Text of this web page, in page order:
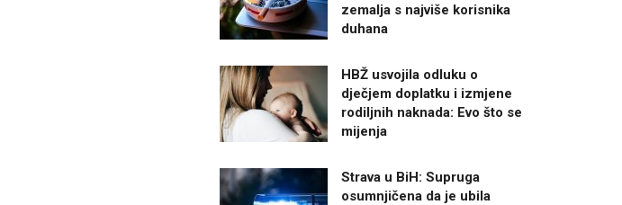
zemalja s najviše korisnika
duhana
HBŽ usvojila odluku o
dječjem doplatku i izmjene
rodiljnih naknada: Evo što se
mijenja
Strava u BiH: Supruga
osumnjičena da je ubila